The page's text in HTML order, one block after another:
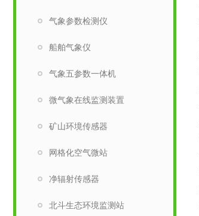
气象参数检测仪
船舶气象仪
气象五参数一体机
微气象在线监测装置
矿山环境传感器
网格化空气微站
净辐射传感器
北斗生态环境监测站